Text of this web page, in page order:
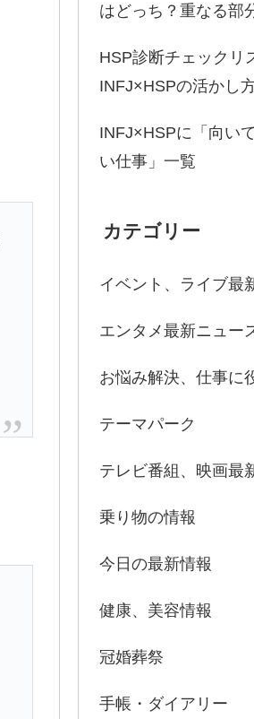
はどっち？重なる部
HSP診断チェックリ
INFJ×HSPの活かし
INFJ×HSPに「向い
い仕事」一覧
カテゴリー
イベント、ライブ最
エンタメ最新ニュー
お悩み解決、仕事に
テーマパーク
テレビ番組、映画最
乗り物の情報
今日の最新情報
健康、美容情報
冠婚葬祭
手帳・ダイアリー